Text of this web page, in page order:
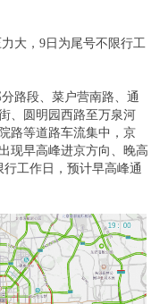
大，9日为尾号不限行工
路段、菜户营南路、通
、圆明园西路至万泉河
路等道路车流集中，京
现早高峰进京方向、晚高
工作日，预计早高峰通